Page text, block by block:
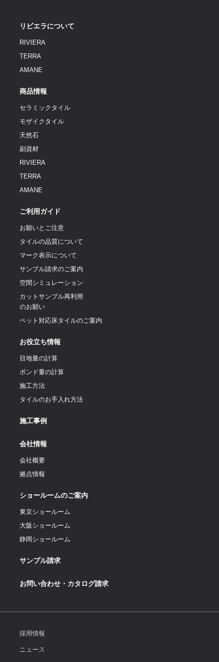
リビエラについて
RIVIERA
TERRA
AMANE
商品情報
セラミックタイル
モザイクタイル
天然石
副資材
RIVIERA
TERRA
AMANE
ご利用ガイド
お願いとご注意
タイルの品質について
マーク表示について
サンプル請求のご案内
空間シミュレーション
カットサンプル再利用
のお願い
ペット対応床タイルのご案内
お役立ち情報
目地量の計算
ポンド量の計算
施工方法
タイルのお手入れ方法
施工事例
会社情報
会社概要
拠点情報
ショールームのご案内
東京ショールーム
大阪ショールーム
静岡ショールーム
サンプル請求
お問い合わせ・カタログ請求
採用情報
ニュース